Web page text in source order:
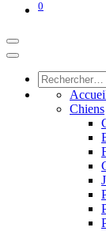
0
Chiens